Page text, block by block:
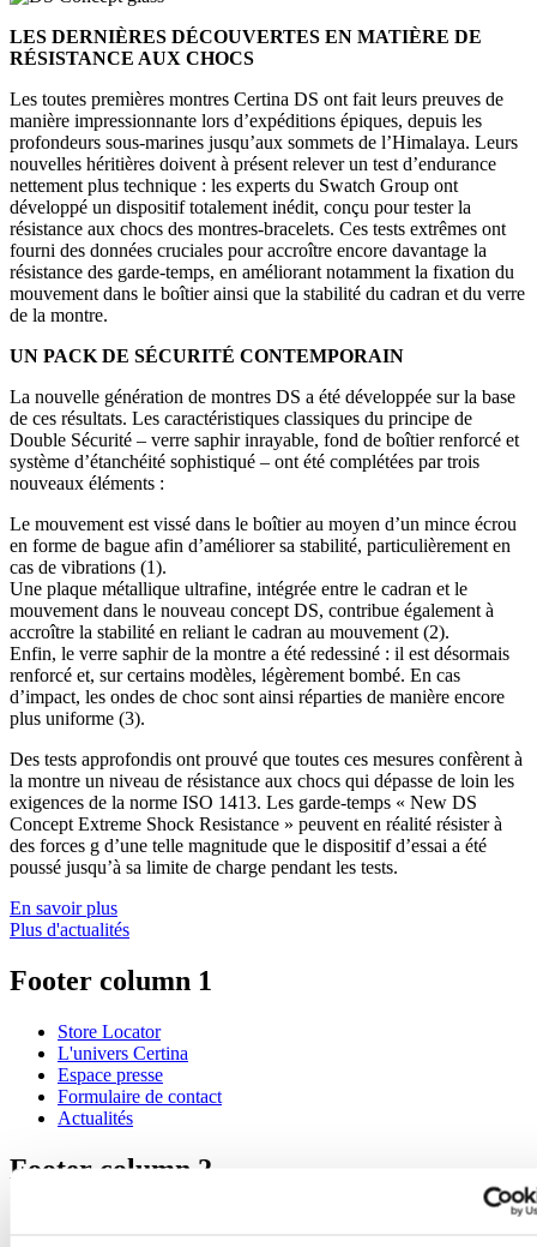
LES DERNIÈRES DÉCOUVERTES EN MATIÈRE DE
RÉSISTANCE AUX CHOCS
Les toutes premières montres Certina DS ont fait leurs preuves de
manière impressionnante lors d’expéditions épiques, depuis les
profondeurs sous-marines jusqu’aux sommets de l’Himalaya. Leurs
nouvelles héritières doivent à présent relever un test d’endurance
nettement plus technique : les experts du Swatch Group ont
développé un dispositif totalement inédit, conçu pour tester la
résistance aux chocs des montres-bracelets. Ces tests extrêmes ont
fourni des données cruciales pour accroître encore davantage la
résistance des garde-temps, en améliorant notamment la fixation du
mouvement dans le boîtier ainsi que la stabilité du cadran et du verre
de la montre.
UN PACK DE SÉCURITÉ CONTEMPORAIN
La nouvelle génération de montres DS a été développée sur la base
de ces résultats. Les caractéristiques classiques du principe de
Double Sécurité – verre saphir inrayable, fond de boîtier renforcé et
système d’étanchéité sophistiqué – ont été complétées par trois
nouveaux éléments :
Le mouvement est vissé dans le boîtier au moyen d’un mince écrou
en forme de bague afin d’améliorer sa stabilité, particulièrement en
cas de vibrations (1).
Une plaque métallique ultrafine, intégrée entre le cadran et le
mouvement dans le nouveau concept DS, contribue également à
accroître la stabilité en reliant le cadran au mouvement (2).
Enfin, le verre saphir de la montre a été redessiné : il est désormais
renforcé et, sur certains modèles, légèrement bombé. En cas
d’impact, les ondes de choc sont ainsi réparties de manière encore
plus uniforme (3).
Des tests approfondis ont prouvé que toutes ces mesures confèrent à
la montre un niveau de résistance aux chocs qui dépasse de loin les
exigences de la norme ISO 1413. Les garde-temps « New DS
Concept Extreme Shock Resistance » peuvent en réalité résister à
des forces g d’une telle magnitude que le dispositif d’essai a été
poussé jusqu’à sa limite de charge pendant les tests.
En savoir plus
Plus d'actualités
Footer column 1
Store Locator
L'univers Certina
Espace presse
Formulaire de contact
Actualités
Footer column 2